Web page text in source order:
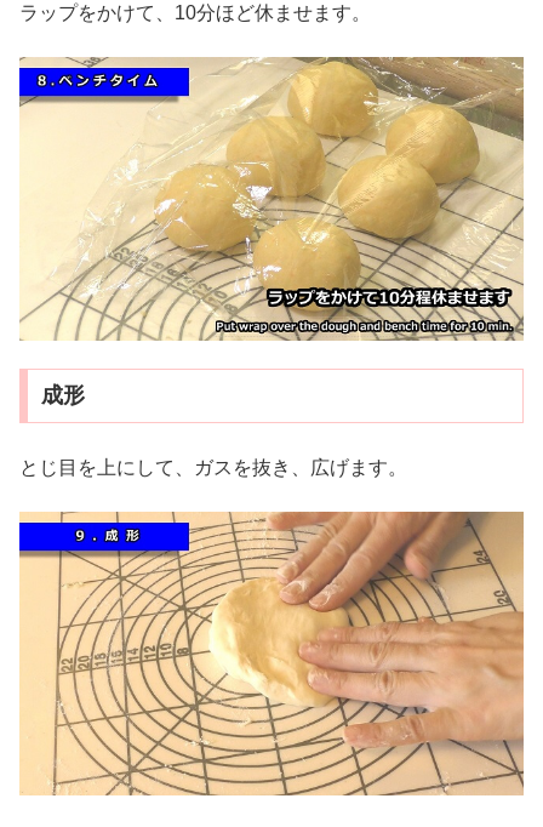
ラップをかけて、10分ほど休ませます。
成形
とじ目を上にして、ガスを抜き、広げます。